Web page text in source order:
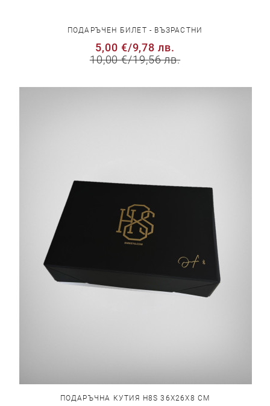
ПОДАРЪЧЕН БИЛЕТ - ВЪЗРАСТНИ
5,00 €/9,78 лв.
10,00 €/19,56 лв.
ПОДАРЪЧНА КУТИЯ H8S 36Х26Х8 СМ